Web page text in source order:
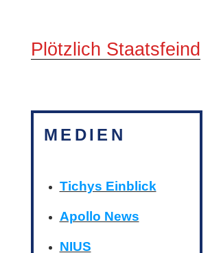
Plötzlich Staatsfeind
MEDIEN
Tichys Einblick
Apollo News
NIUS